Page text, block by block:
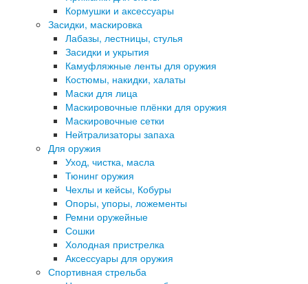
Кормушки и аксессуары
Засидки, маскировка
Лабазы, лестницы, стулья
Засидки и укрытия
Камуфляжные ленты для оружия
Костюмы, накидки, халаты
Маски для лица
Маскировочные плёнки для оружия
Маскировочные сетки
Нейтрализаторы запаха
Для оружия
Уход, чистка, масла
Тюнинг оружия
Чехлы и кейсы, Кобуры
Опоры, упоры, ложементы
Ремни оружейные
Сошки
Холодная пристрелка
Аксессуары для оружия
Спортивная стрельба